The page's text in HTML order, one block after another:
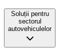
Soluții pentru
sectorul
autovehiculelor